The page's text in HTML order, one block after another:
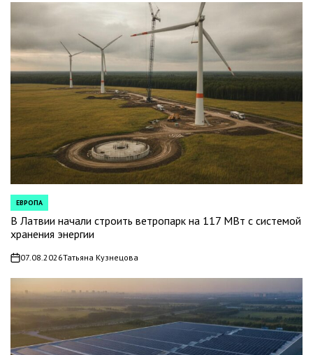
POSTED
IN
ЕВРОПА
В Латвии начали строить ветропарк на 117 МВт с системой
хранения энергии
on07.08.2026Татьяна Кузнецова